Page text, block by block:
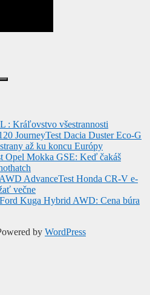
: Kráľovstvo všestrannosti
Test Dacia Duster Eco-G
až ku koncu Európy
Opel Mokka GSE: Keď čakáš
Test Honda CR-V e-
večne
Kuga Hybrid AWD: Cena búra
by WordPress